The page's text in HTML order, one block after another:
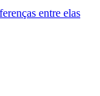
entre elas